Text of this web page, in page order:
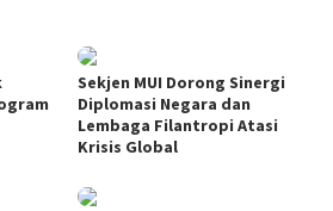
Sekjen MUI Dorong Sinergi
Diplomasi Negara dan
Lembaga Filantropi Atasi
Krisis Global